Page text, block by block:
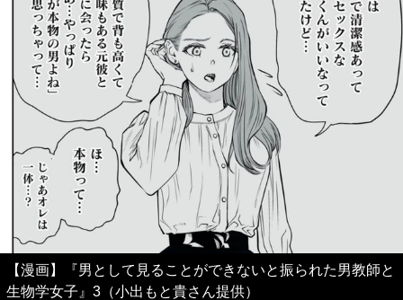
【漫画】『男として見ることができないと振られた男教師と
生物学女子』3（小出もと貴さん提供）